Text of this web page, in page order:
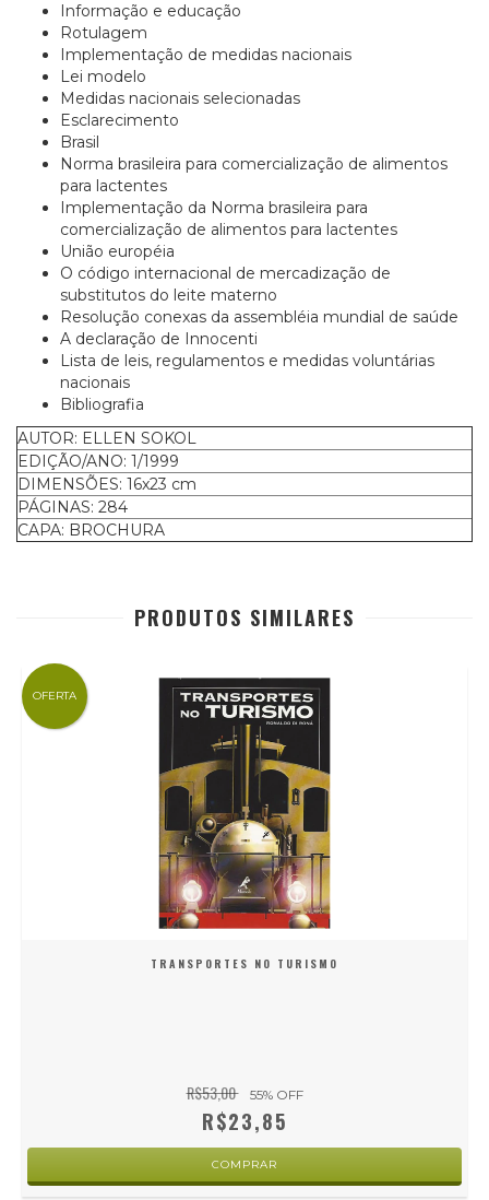
Informação e educação
Rotulagem
Implementação de medidas nacionais
Lei modelo
Medidas nacionais selecionadas
Esclarecimento
Brasil
Norma brasileira para comercialização de alimentos
para lactentes
Implementação da Norma brasileira para
comercialização de alimentos para lactentes
União européia
O código internacional de mercadização de
substitutos do leite materno
Resolução conexas da assembléia mundial de saúde
A declaração de Innocenti
Lista de leis, regulamentos e medidas voluntárias
nacionais
Bibliografia
AUTOR: ELLEN SOKOL
EDIÇÃO/ANO: 1/1999
DIMENSÕES: 16x23 cm
PÁGINAS: 284
CAPA: BROCHURA
PRODUTOS SIMILARES
OFERTA
TRANSPORTES NO TURISMO
R$53,00 55% OFF
R$23,85